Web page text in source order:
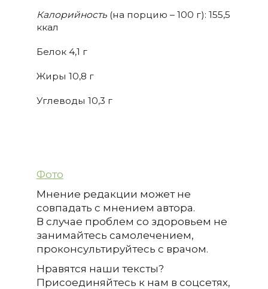
Калорийность(на порцию – 100 г): 155,5
ккал
Белок 4,1 г
Жиры 10,8 г
Углеводы 10,3 г
Фото
Мнение редакции может не
совпадать с мнением автора.
В случае проблем со здоровьем не
занимайтесь самолечением,
проконсультируйтесь с врачом.
Нравятся наши тексты?
Присоединяйтесь к нам в соцсетях,